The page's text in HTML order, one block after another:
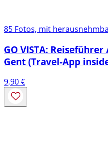
85 Fotos, mit
GO VISTA:
Gent (Travel-App
9,90€